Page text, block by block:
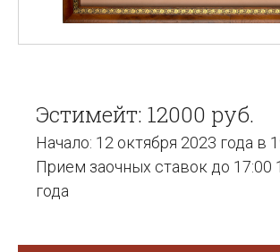
Эстимейт: 12000 руб.
Начало: 12 октября 2023 года в
Прием заочных ставок до 17:00
года